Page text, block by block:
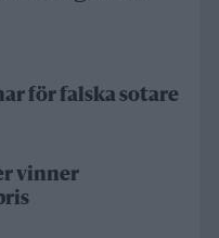
för falska sotare
vinner